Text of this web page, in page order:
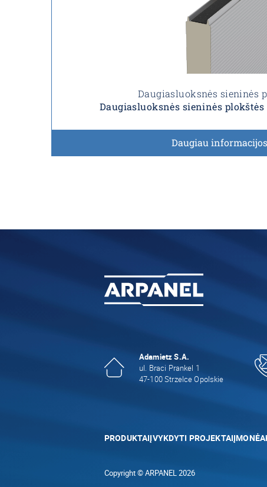
Daugiasluoksnės sieninės
Daugiasluoksnės sieninės plokštės
Daugiau informacijos
Adamietz S.A.
ul. Braci Prankel 1
47-100 Strzelce Opolskie
PRODUKTAIĮVYKDYTI PROJEKTAIĮMONĖ
Copyright © ARPANEL 2026